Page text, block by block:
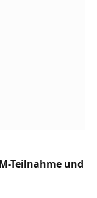
Teilnahme und